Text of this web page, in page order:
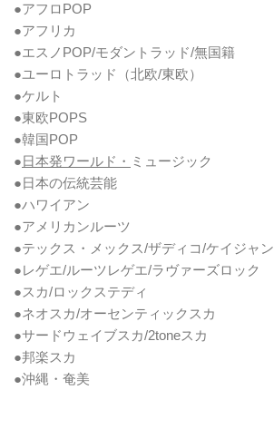
●アフロPOP
●アフリカ
●エスノPOP/モダントラッド/無国籍
●ユーロトラッド（北欧/東欧）
●ケルト
●東欧POPS
●韓国POP
●日本発ワールド・ ミュージック
●日本の伝統芸能
●ハワイアン
●アメリカンルーツ
●テックス・メックス/ザディコ/ケイジャン
●レゲエ/ルーツレゲエ/ラヴァーズロック
●スカ/ロックステディ
●ネオスカ/オーセンティックスカ
●サードウェイブスカ/2toneスカ
●邦楽スカ
●沖縄・奄美